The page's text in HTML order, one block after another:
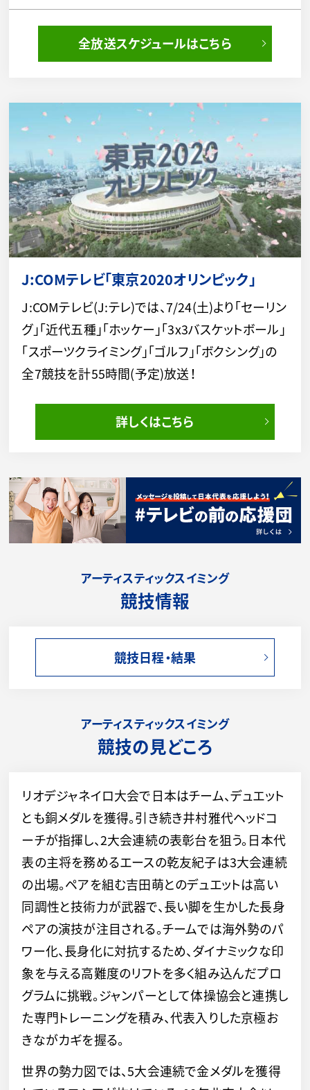
全放送スケジュールはこちら
J:COMテレビ「東京2020オリンピック」
J:COMテレビ(J:テレ)では、7/24(土)より「セーリン
グ」「近代五種」「ホッケー」「3x3バスケットボール」
「スポーツクライミング」「ゴルフ」「ボクシング」の
全7競技を計55時間(予定)放送！
詳しくはこちら
アーティスティックスイミング
競技情報
競技日程・結果
アーティスティックスイミング
競技の見どころ
リオデジャネイロ大会で日本はチーム、デュエット
とも銅メダルを獲得。引き続き井村雅代ヘッドコ
ーチが指揮し、2大会連続の表彰台を狙う。日本代
表の主将を務めるエースの乾友紀子は3大会連続
の出場。ペアを組む吉田萌とのデュエットは高い
同調性と技術力が武器で、長い脚を生かした長身
ペアの演技が注目される。チームでは海外勢のパ
ワー化、長身化に対抗するため、ダイナミックな印
象を与える高難度のリフトを多く組み込んだプロ
グラムに挑戦。ジャンパーとして体操協会と連携し
た専門トレーニングを積み、代表入りした京極お
きながカギを握る。
世界の勢力図では、5大会連続で金メダルを獲得